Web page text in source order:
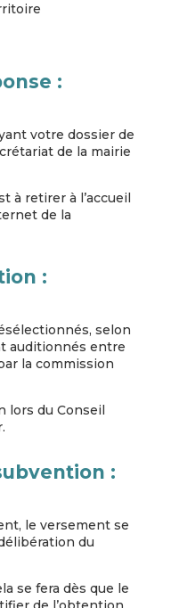
:
votre dossier de
de la mairie
à retirer à l’accueil
de la
:
selon
auditionnés entre
la commission
lors du Conseil
:
le versement se
du
se fera dès que le